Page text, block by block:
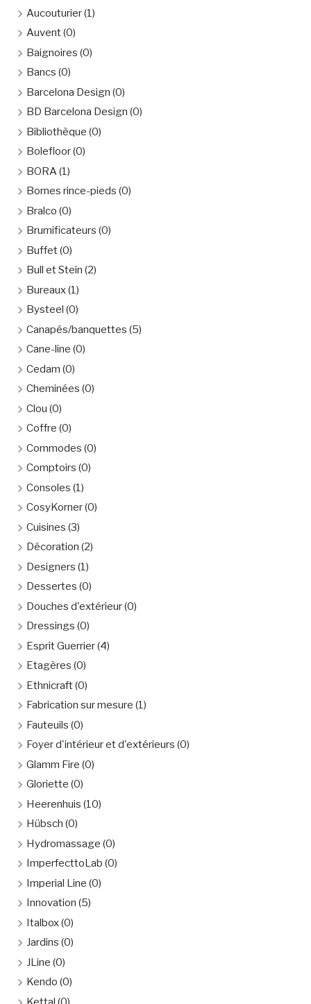
Aucouturier(1)
Auvent(0)
Baignoires (0)
Bancs (0)
Barcelona Design (0)
BD Barcelona Design (0)
Bibliothèque (0)
Bolefloor(0)
BORA (1)
Bornes rince-pieds (0)
Bralco (0)
Brumificateurs (0)
Buffet(0)
Bull et Stein (2)
Bureaux(1)
Bysteel (0)
Canapés/banquettes (5)
Cane-line (0)
Cedam (0)
Cheminées (0)
Clou (0)
Coffre (0)
Commodes (0)
Comptoirs (0)
Consoles (1)
CosyKorner(0)
Cuisines (3)
Décoration (2)
Designers (1)
Dessertes (0)
Douches d'extérieur(0)
Dressings (0)
Esprit Guerrier(4)
Etagères (0)
Ethnicraft(0)
Fabrication sur mesure (1)
Fauteuils (0)
Foyer d'intérieur et d'extérieurs (0)
Glamm Fire (0)
Gloriette (0)
Heerenhuis (10)
Hübsch (0)
Hydromassage (0)
ImperfecttoLab (0)
Imperial Line (0)
Innovation (5)
Italbox(0)
Jardins (0)
JLine (0)
Kendo (0)